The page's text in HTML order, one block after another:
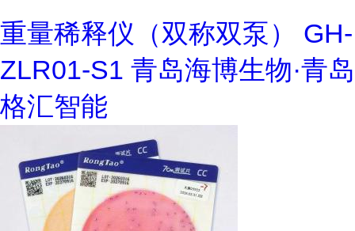
重量稀释仪（双称双泵） GH-
ZLR01-S1 青岛海博生物·青岛
格汇智能